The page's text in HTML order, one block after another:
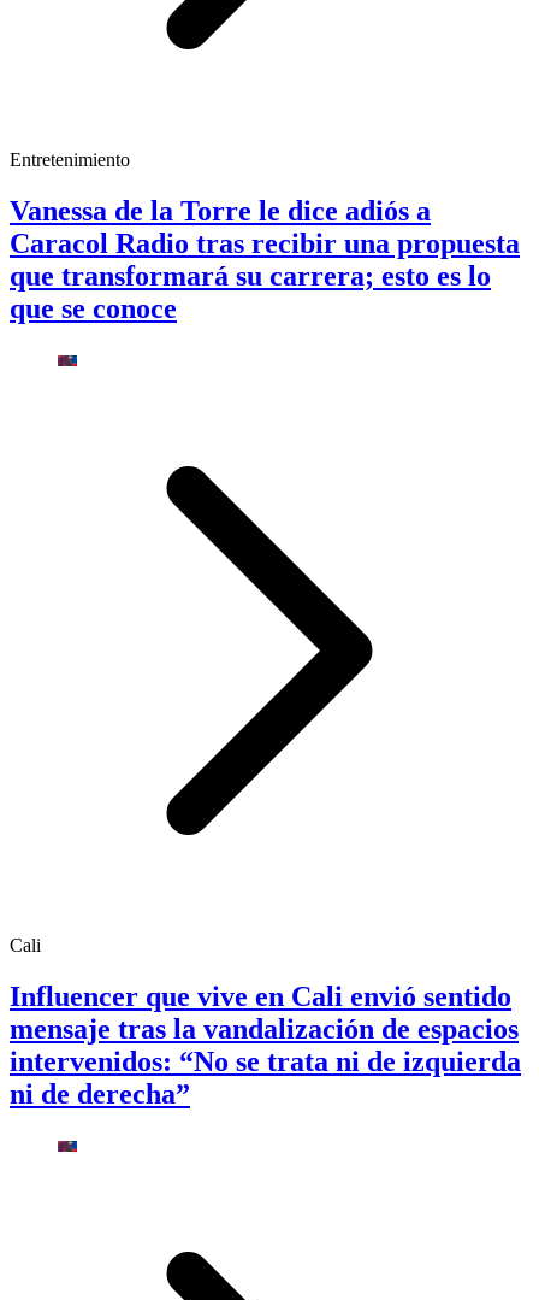
Entretenimiento
Vanessa de la Torre le dice adiós a
Caracol Radio tras recibir una propuesta
que transformará su carrera; esto es lo
que se conoce
Cali
Influencer que vive en Cali envió sentido
mensaje tras la vandalización de espacios
intervenidos: “No se trata ni de izquierda
ni de derecha”